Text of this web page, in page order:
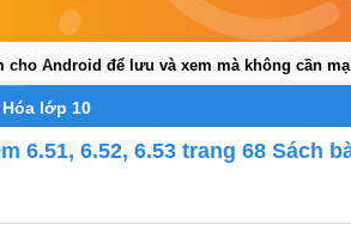
cho Android để lưu và xem mà không cần
Hóa lớp 10
6.51, 6.52, 6.53 trang 68 Sách